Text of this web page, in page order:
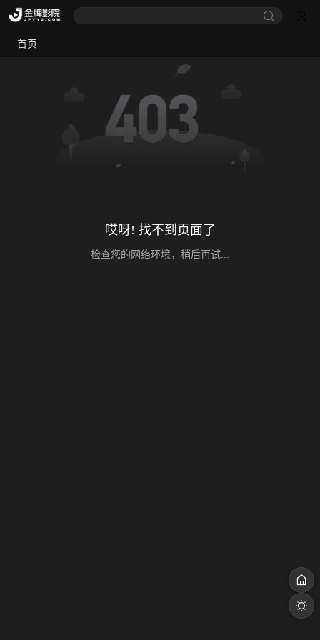
首页
哎呀! 找不到页面了
检查您的网络环境，稍后再试...